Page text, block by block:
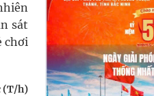
sát
chơi
(T/h)